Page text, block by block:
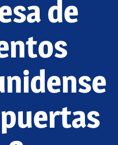
de